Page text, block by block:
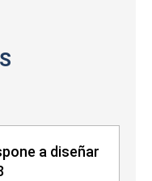
a diseñar